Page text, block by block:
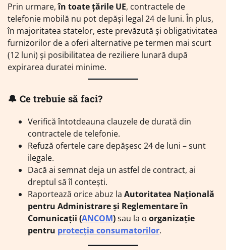
Prin urmare,în toate țările UE, contractele de
telefonie mobilă nu pot depăși legal 24 de luni. În plus,
în majoritatea statelor, este prevăzută și obligativitatea
furnizorilor de a oferi alternative pe termen mai scurt
(12 luni) și posibilitatea de reziliere lunară după
expirarea duratei minime.
🔔 Ce trebuie să faci?
Verifică întotdeauna clauzele de durată din
contractele de telefonie.
Refuză ofertele care depășesc 24 de luni – sunt
ilegale.
Dacă ai semnat deja un astfel de contract, ai
dreptul să îl contești.
Raportează orice abuz la Autoritatea Națională
pentru Administrare și Reglementare în
Comunicații (ANCOM)sau la o organizație
pentru protecția consumatorilor.